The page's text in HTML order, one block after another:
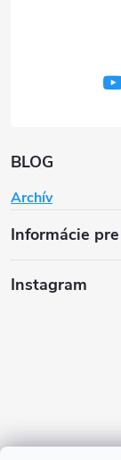
BLOG
Archív
Informácie
Instagram